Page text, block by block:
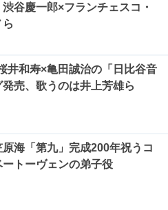
谷慶一郎×フランチェスコ・
ら
井和寿×亀田誠治の「日比谷音
売、歌うのは井上芳雄ら
海「第九」完成200年祝うコ
ートーヴェンの弟子役